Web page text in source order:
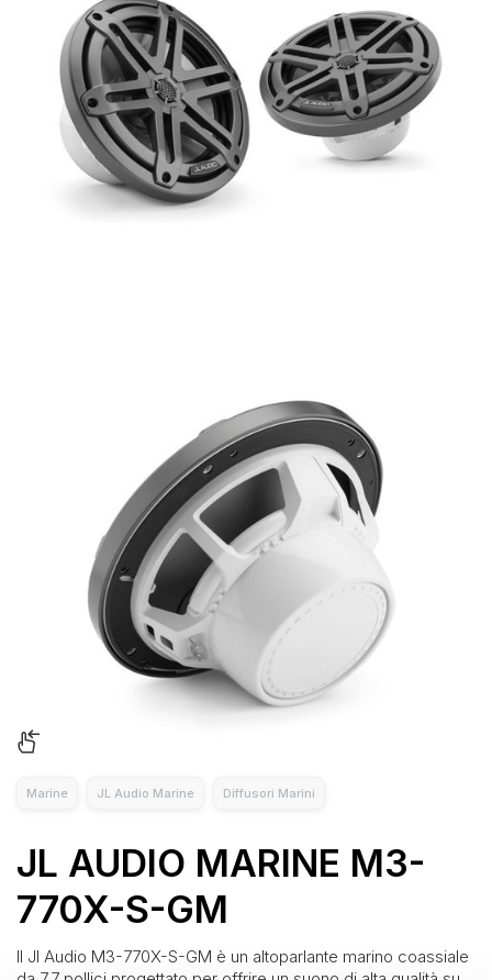
Marine JL Audio Marine Diffusori Marini
JL AUDIO MARINE M3-
770X-S-GM
Il Jl Audio M3-770X-S-GM è un altoparlante marino coassiale